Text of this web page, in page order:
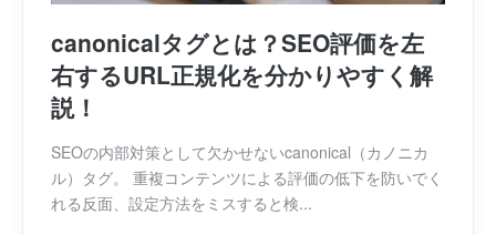
canonicalタグとは？SEO評価を左
右するURL正規化を分かりやすく解
説！
SEOの内部対策として欠かせないcanonical（カノニカ
ル）タグ。 重複コンテンツによる評価の低下を防いでく
れる反面、設定方法をミスすると検...